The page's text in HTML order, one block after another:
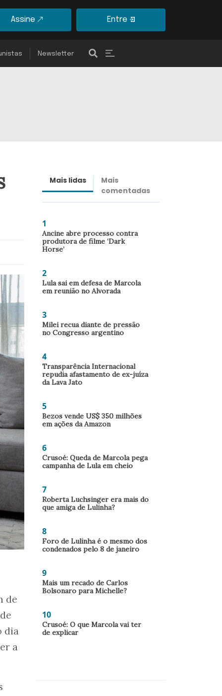
Assine Entre
Newsletter
de
dia
a
Mais lidas
Mais
comentadas
1
Ancine abre processo contra
produtora de filme ‘Dark
Horse’
2
Lula sai em defesa de Marcola
em reunião no Alvorada
3
Milei recua diante de pressão
no Congresso argentino
4
Transparência Internacional
repudia afastamento de ex-juíza
da Lava Jato
5
Bezos vende US$ 350 milhões
em ações da Amazon
6
Crusoé: Queda de Marcola pega
campanha de Lula em cheio
7
Roberta Luchsinger era mais do
que amiga de Lulinha?
8
Foro de Lulinha é o mesmo dos
condenados pelo 8 de janeiro
9
Mais um recado de Carlos
Bolsonaro para Michelle?
10
Crusoé: O que Marcola vai ter
de explicar